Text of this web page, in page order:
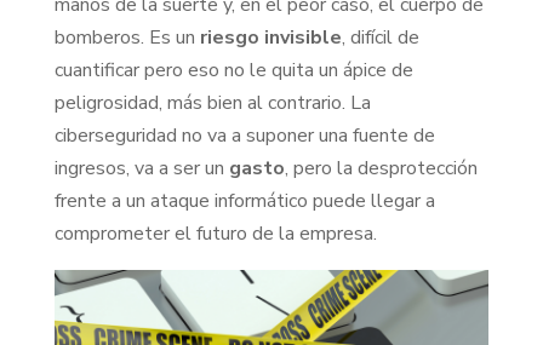
bomberos. Es un riesgo invisible, difícil de
cuantificar pero eso no le quita un ápice de
peligrosidad, más bien al contrario. La
ciberseguridad no va a suponer una fuente de
ingresos, va a ser un gasto, pero la desprotección
frente a un ataque informático puede llegar a
comprometer el futuro de la empresa.